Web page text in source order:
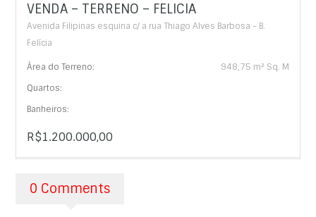
VENDA – TERRENO – FELICIA
Avenida Filipinas esquina c/ a rua Thiago Alves Barbosa - B.
Felícia
Área do Terreno:
948,75 m² Sq. M
Quartos:
Banheiros:
R$1.200.000,00
0 Comments